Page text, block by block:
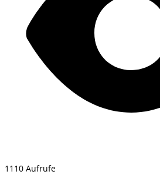
1110 Aufrufe